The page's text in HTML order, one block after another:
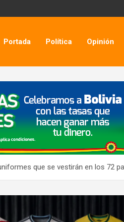
Portada Política Opinión
que se vestirán en los 72